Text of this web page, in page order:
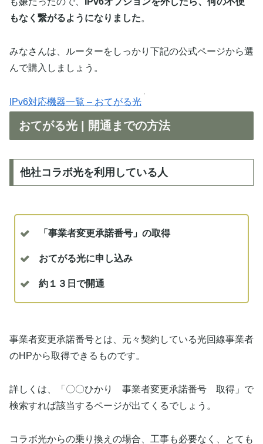
もなく繋がるようになりました。
みなさんは、ルーターをしっかり下記の公式ページから選
んで購入しましょう。
IPv6対応機器一覧 – おてがる光
おてがる光 | 開通までの方法
他社コラボ光を利用している人
「事業者変更承諾番号」の取得
おてがる光に申し込み
約１３日で開通
事業者変更承諾番号とは、元々契約している光回線事業者
のHPから取得できるものです。
詳しくは、「〇〇ひかり 事業者変更承諾番号 取得」で
検索すれば該当するページが出てくるでしょう。
コラボ光からの乗り換えの場合、工事も必要なく、とても